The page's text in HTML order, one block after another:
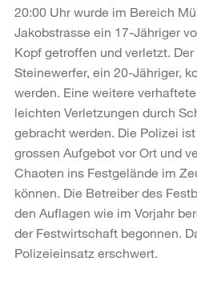
20:00 Uhr wurde im Bereich
Jakobstrasse ein 17-Jähriger
Kopf getroffen und verletzt.
Steinewerfer, ein 20-Jähriger,
werden. Eine weitere
leichten Verletzungen durch
gebracht werden. Die Polizei
grossen Aufgebot vor Ort und
Chaoten ins Festgelände im
können. Die Betreiber des
den Auflagen wie im Vorjahr
der Festwirtschaft begonnen.
Polizeieinsatz erschwert.